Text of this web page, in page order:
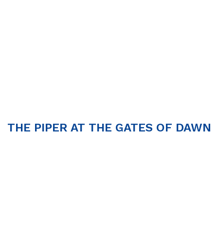
THE PIPER AT THE GATES OF DAWN